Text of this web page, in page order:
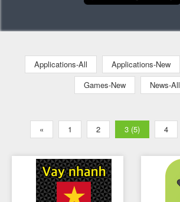
Applications-All Applications-New
Games-New
News-All
« 1 2 3 (5) 4